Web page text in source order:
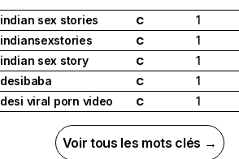
indian sex stories
C
1
indiansexstories
C
1
indian sex story
C
1
desibaba
C
1
desi viral porn video
C 1
Voir tous les mots clés →